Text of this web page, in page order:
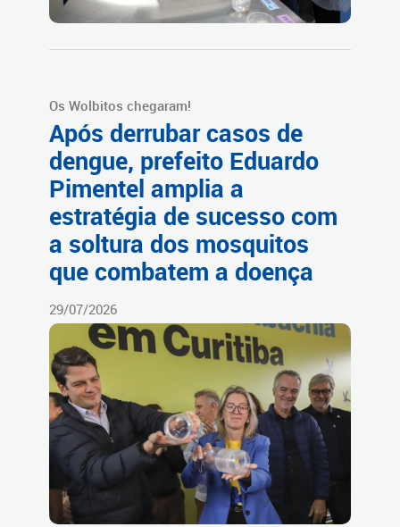
Os Wolbitos chegaram!
Após derrubar casos de
dengue, prefeito Eduardo
Pimentel amplia a
estratégia de sucesso com
a soltura dos mosquitos
que combatem a doença
29/07/2026